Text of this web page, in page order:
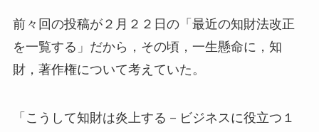
前々回の投稿が２月２２日の「最近の知財法改正
を一覧する」だから，その頃，一生懸命に，知
財，著作権について考えていた。
「こうして知財は炎上する－ビジネスに役立つ１